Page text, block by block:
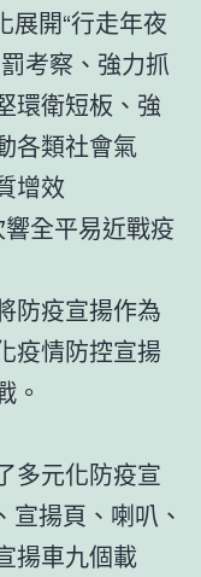
展開“行走年夜
考察、強力抓
環衛短板、強
各類社會氣
增效
全平易近戰疫
防疫宣揚作為
疫情防控宣揚
。
多元化防疫宣
揚頁、喇叭、
揚車九個載